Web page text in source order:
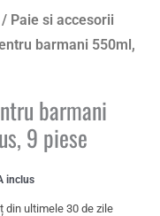
/ Paie si accesorii
barmani 550ml,
barmani
9 piese
inclus
din ultimele 30 de zile